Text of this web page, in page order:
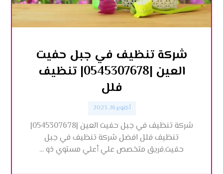
شركة تنظيف في جبل حفيت
العين |0545307678| تنظيف
فلل
أكتوبر 16, 2023
شركة تنظيف في جبل حفيت العين |0545307678|
تنظيف فلل افضل شركة تنظيف في جبل
حفيت,فريق متخصص علي أعلي مستوي ذو ...